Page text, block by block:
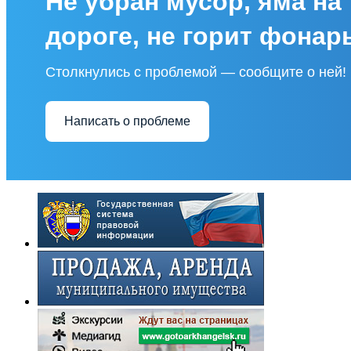
дороге, не горит
Столкнулись с проблемой — сообщите о ней!
Написать о проблеме